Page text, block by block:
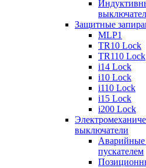
Защитные
MLP1
TR10 Lock
TR110 Lock
i14 Lock
i10 Lock
i110 Lock
i15 Lock
i200 Lock
выключатели
Аварийные
пускателем